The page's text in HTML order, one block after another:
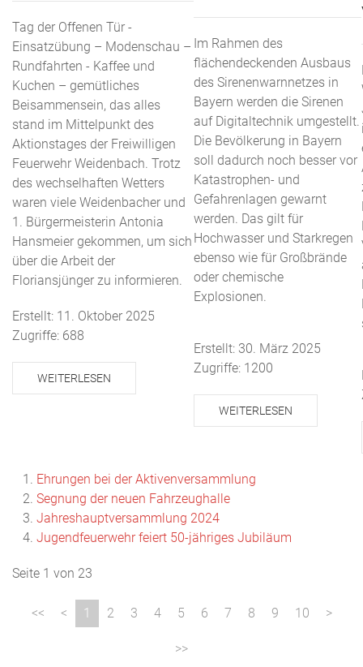
Tag der Offenen Tür -
Einsatzübung – Modenschau –
Rundfahrten - Kaffee und
Kuchen – gemütliches
Beisammensein, das alles
stand im Mittelpunkt des
Aktionstages der Freiwilligen
Feuerwehr Weidenbach. Trotz
des wechselhaften Wetters
waren viele Weidenbacher und
1. Bürgermeisterin Antonia
Hansmeier gekommen, um sich
über die Arbeit der
Floriansjünger zu informieren.
Erstellt: 11. Oktober 2025
Zugriffe: 688
WEITERLESEN
Im Rahmen des
flächendeckenden Ausbaus
des Sirenenwarnnetzes in
Bayern werden die Sirenen
auf Digitaltechnik umgestellt.
Die Bevölkerung in Bayern
soll dadurch noch besser vor
Katastrophen- und
Gefahrenlagen gewarnt
werden. Das gilt für
Hochwasser und Starkregen
ebenso wie für Großbrände
oder chemische
Explosionen.
Erstellt: 30. März 2025
Zugriffe: 1200
WEITERLESEN
Ehrungen bei der Aktivenversammlung
Segnung der neuen Fahrzeughalle
Jahreshauptversammlung 2024
Jugendfeuerwehr feiert 50-jähriges Jubiläum
Seite 1 von 23
1 2 3 4 5 6 7 8 9 10